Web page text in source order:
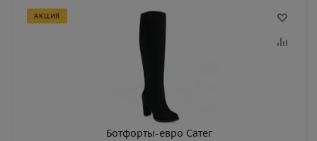
АКЦИЯ
Ботфорты-евро Сатег